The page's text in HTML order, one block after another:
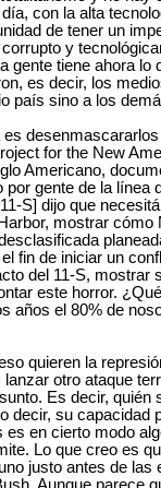
con la alta
de tener un
y
gente tiene ahora lo
es decir, los
país sino a los
es
for the New
Americano,
gente de la línea
S] dijo que
mostrar cómo
fin de iniciar un
del 11-S, mostrar
este horror.
años el 80% de
quieren la
otro ataque
Es decir, quién
decir, su capacidad
es en cierto modo
Lo que creo es
justo antes de las